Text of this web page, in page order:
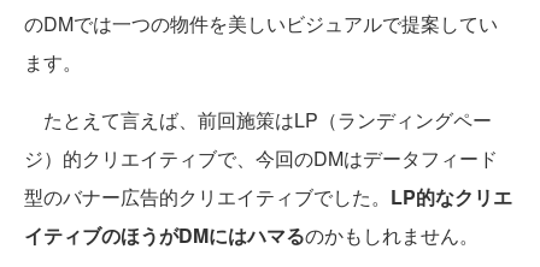
のDMでは一つの物件を美しいビジュアルで提案してい
ます。
たとえて言えば、前回施策はLP（ランディングペー
ジ）的クリエイティブで、今回のDMはデータフィード
型のバナー広告的クリエイティブでした。 LP的なクリエ
イティブのほうがDMにはハマるのかもしれません。